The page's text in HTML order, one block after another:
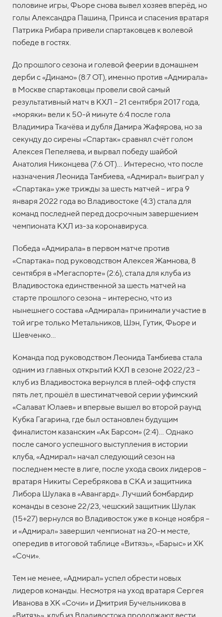
половине игры, Фьоре снова вывел хозяев вперёд, но
голы Александра Пашина, Принса и спасения вратаря
Патрика Рибара привели спартаковцев к волевой
победе в гостях.
До прошлого сезона и голевой феерии в домашнем
дерби с «Динамо» (8:7 ОТ), именно против «Адмирала»
в Москве спартаковцы провели свой самый
результативный матч в КХЛ – 21 сентября 2017 года,
«моряки» вели к 50-й минуте 6:4 после гола
Владимира Ткачёва и дубля Дамира Жафярова, но за
секунду до сирены «Спартак» сравнял счёт голом
Алексея Пепеляева, и вырвал победу шайбой
Анатолия Никонцева (7:6 ОТ)… Интересно, что после
назначения Леонида Тамбиева, «Адмирал» выиграл у
«Спартака» уже трижды за шесть матчей – игра 9
января 2022 года во Владивостоке (4:3) стала для
команд последней перед досрочным завершением
чемпионата КХЛ из-за коронавируса.
Победа «Адмирала» в первом матче против
«Спартака» под руководством Алексея Жамнова, 8
сентября в «Мегаспорте» (2:6), стала для клуба из
Владивостока единственной за шесть матчей на
старте прошлого сезона – интересно, что из
нынешнего состава «Адмирала» принимали участие в
той игре только Метальников, Шэн, Гутик, Фьоре и
Шевченко...
Команда под руководством Леонида Тамбиева стала
одним из главных открытий КХЛ в сезоне 2022/23 –
клуб из Владивостока вернулся в плей-офф спустя
пять лет, прошёл в шестиматчевой серии уфимский
«Салават Юлаев» и впервые вышел во второй раунд
Кубка Гагарина, где был остановлен будущим
финалистом казанским «Ак Барсом» (2:4)… Однако
после самого успешного выступления в истории
клуба, «Адмирал» начал следующий сезон на
последнем месте в лиге, после ухода своих лидеров –
вратаря Никиты Серебрякова в СКА и защитника
Либора Шулака в «Авангард». Лучший бомбардир
команды в сезоне 22/23, чешский защитник Шулак
(15+27) вернулся во Владивосток уже в конце ноября –
и «Адмирал» завершил чемпионат на 20-м месте,
опередив в итоговой таблице «Витязь», «Барыс» и ХК
«Сочи».
Тем не менее, «Адмирал» успел обрести новых
лидеров команды. Несмотря на уход вратаря Сергея
Иванова в ХК «Сочи» и Дмитрия Бучельникова в